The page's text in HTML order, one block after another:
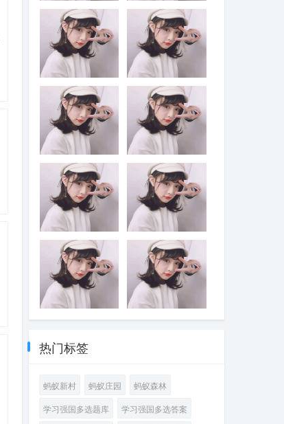
2023年国家网络
安全宣传周于9月
11日至17日在全
国范围内举办，
主题是“____”
从2023年起，国
家支持以“双一流”
建设高校为代表
的高水平高校选
拔专业成绩优秀
且乐教适教的学
生作为“____”研
究生，在强化学
科专业课程学习
的同时，系统学
习不少于26学分
的教师教育模块
课程（含参加教
育实践），通过
该计划研究生培
养吸引优秀人才
从教，为中小学
输送一批教育情
怀深厚、专业素
养卓越、教学基
本功扎实的优秀
教师
2023年9月10日
是我国第39个教
师节，主题是：
____
2023中国国际数
字经济博览会的
主题是“____”
1986年6月25
日，我国颁布了
第一部专门调整
土地关系的大
法，即《中华人
民共和国土地管
理法》。为了纪
念这一天，我国
决定将每年的6月
25日确定为全国
“土地日”。2023
年全国“土地日”的
主题是“____”
《中共中央关于
党的百年奋斗重
大成就和历史经
验的决议》指
出，党始终把解
决好“三农”问题作
为全党工作重中
之重，实施乡村
振兴战略，加快
推进农业农村现
代化，坚持藏粮
于地、藏粮于
技，实行最严格
的____制度，推
端在自己手中
2021年，国家葡
萄及葡萄酒产业
开放发展综合试
验区、中国（宁
夏）国际葡萄酒
文化旅游博览会
两个“国字号”平台
族自治区第十三
业之首，是宁夏
个千亿级产业
2022年5月发布的
《国务院办公厅
关于进一步做好
高校毕业生等青
年就业创业工作
的通知》指出，
支持高校毕业生
就业的，按规定
就业政策措施全
对企业招用毕业
未就业高校毕业
热门标签
蚂蚁新村 蚂蚁庄园
蚂蚁森林
学习强国多选题库
学习强国多选答案